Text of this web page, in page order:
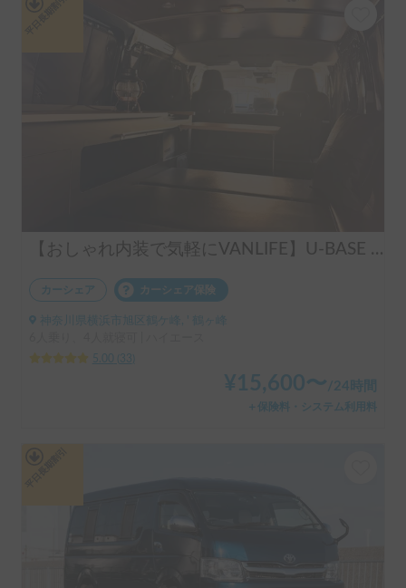
【おしゃれ内装で気軽にVANLIFE】U-BASE ONE | 運転しやすいハイエース！ポータブルエアコンで夏も冬も快適旅へ
カーシェア カーシェア保険
神奈川県横浜市旭区鶴ケ峰, ' 鶴ヶ峰
5.00
33
¥ 15,600〜/24時間
＋保険料・システム利用料